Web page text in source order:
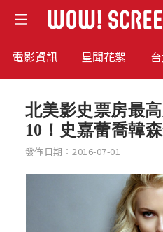
電影資訊 星聞花絮
北美影史票房最
10！史嘉蕾喬韓
發佈日期：2016-07-01